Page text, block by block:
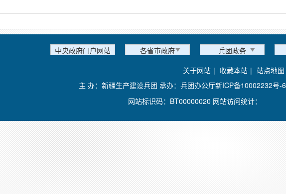
中央政府门户网站 各省市政府 兵团政务
关于网站 | 收藏本站 | 站点地图
主 办：新疆生产建设兵团 承办：兵团办公厅新ICP备10002232号-6
网站标识码：BT00000020 网站访问统计：